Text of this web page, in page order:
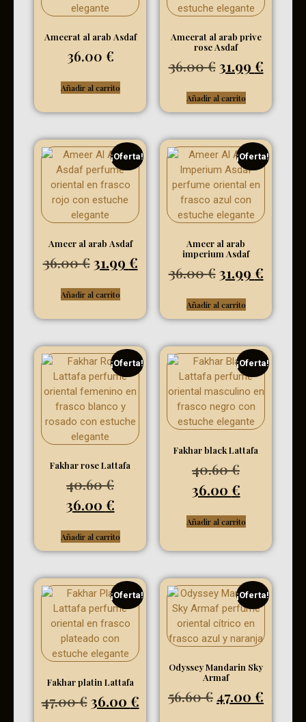
Ameerat al arab Asdaf
36.00 €
Añadir al carrito
Ameerat al arab prive
rose Asdaf
36.00€ 31.99 €
Añadir al carrito
¡Oferta!
Ameer al arab Asdaf
36.00€ 31.99 €
Añadir al carrito
¡Oferta!
Ameer al arab
imperium Asdaf
36.00€ 31.99 €
Añadir al carrito
¡Oferta!
Fakhar rose Lattafa
40.60€
36.00 €
Añadir al carrito
¡Oferta!
Fakhar black Lattafa
40.60€
36.00 €
Añadir al carrito
¡Oferta!
Fakhar platin Lattafa
47.00€ 36.00 €
¡Oferta!
Odyssey Mandarin Sky
Armaf
56.60€47.00 €